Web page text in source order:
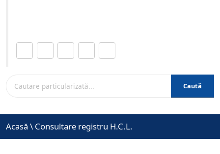
Caută
Acasă \ Consultare registru H.C.L.